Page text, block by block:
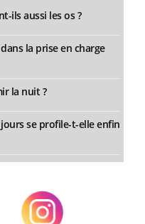
ils aussi les os ?
la prise en charge
la nuit ?
se profile-t-elle enfin